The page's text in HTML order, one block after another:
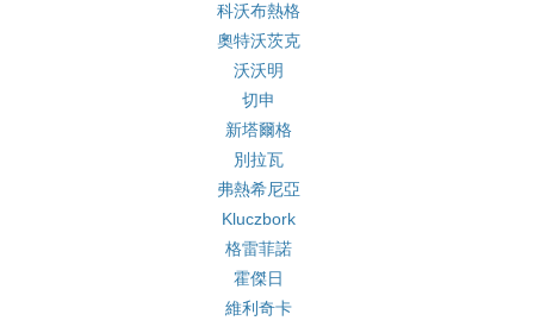
科沃布熱格
奧特沃茨克
沃沃明
切申
新塔爾格
別拉瓦
弗熱希尼亞
Kluczbork
格雷菲諾
霍傑日
維利奇卡